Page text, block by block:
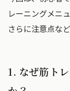
レーニングメニ
さらに注意点な
1. なぜ筋ト